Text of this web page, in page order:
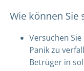
Wie können Sie
Versuchen
Panik zu
Betrüger in